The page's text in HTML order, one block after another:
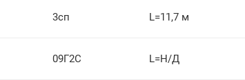
3сп L=11,7 м
09Г2С L=Н/Д